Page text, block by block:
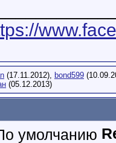
(17.11.2012), bond599
(05.12.2013)